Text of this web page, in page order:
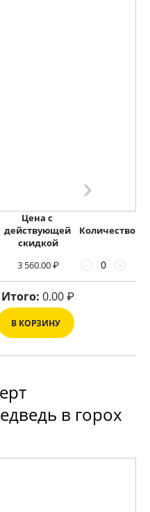
Цена с
действующей
скидкой
Количество
3 560.00₽ +
−
Итого: 0.00₽
В КОРЗИНУ
в горох